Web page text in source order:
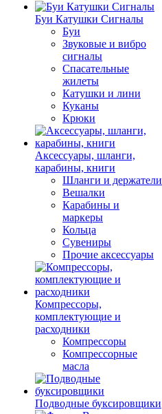
Буи Катушки Сигналы
Буи
Звуковые и вибро
сигналы
Спасательные
жилеты
Катушки и лини
Куканы
Крюки
Аксессуары, шланги,
карабины, книги
Шланги и держатели
Вешалки
Карабины и
маркеры
Кольца
Сувениры
Прочие аксессуары
Компрессоры,
комплектующие и
расходники
Компрессоры
Компрессорные
масла
Подводные буксировщики